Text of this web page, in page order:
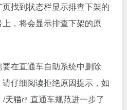
找到状态栏显示排查下架的
，将会显示排查下架的原
在直通车自助系统中删除
仔细阅读拒绝原因提示，如
/天猫
直通车规范进一步了